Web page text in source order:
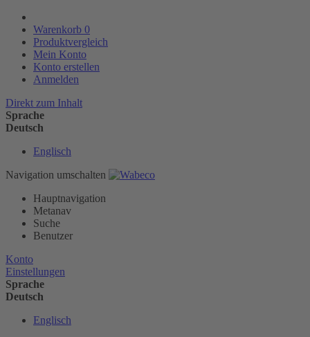
Warenkorb 0
Produktvergleich
Mein Konto
Konto erstellen
Anmelden
Direkt zum Inhalt
Sprache
Deutsch
Englisch
Navigation umschalten
Hauptnavigation
Metanav
Suche
Benutzer
Konto
Einstellungen
Sprache
Deutsch
Englisch